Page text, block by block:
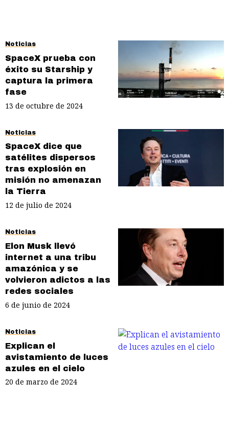
Noticias
SpaceX prueba con
éxito su Starship y
captura la primera
fase
13 de octubre de 2024
Noticias
SpaceX dice que
satélites dispersos
tras explosión en
misión no amenazan
la Tierra
12 de julio de 2024
Noticias
Elon Musk llevó
internet a una tribu
amazónica y se
volvieron adictos a las
redes sociales
6 de junio de 2024
Noticias
Explican el
avistamiento de luces
azules en el cielo
20 de marzo de 2024